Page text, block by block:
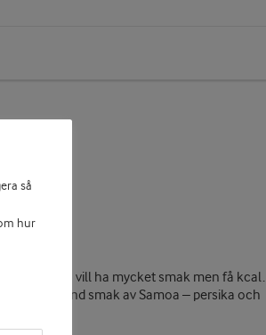
när du vill ha mycket smak men få kcal.
mild och rund smak av Samoa – persika och
så
hur